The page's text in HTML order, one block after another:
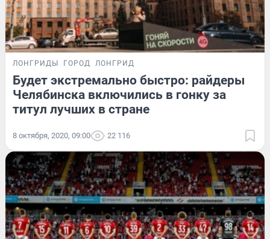
ЛОНГРИДЫ ГОРОД ЛОНГРИД
Будет экстремально быстро: райдеры
Челябинска включились в гонку за
титул лучших в стране
8 октября, 2020, 09:00 22 116